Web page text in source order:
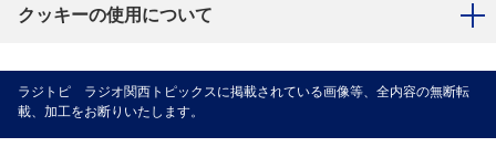
クッキーの使用について
ラジトピ ラジオ関西トピックスに掲載されている画像等、全内容の無断転
載、加工をお断りいたします。